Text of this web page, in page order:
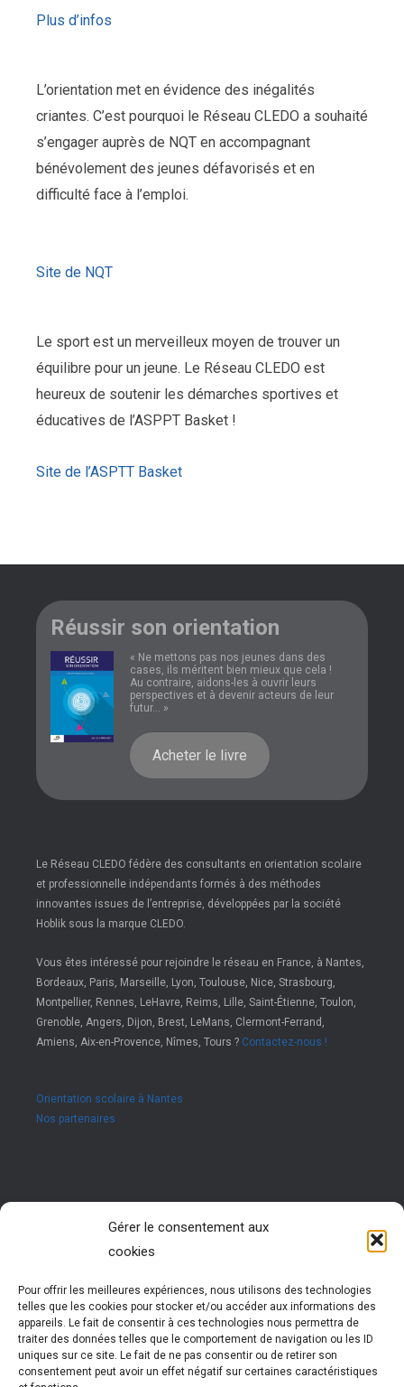
Gérer le consentement aux
cookies
Pour offrir les meilleures expériences, nous utilisons des technologies
telles que les cookies pour stocker et/ou accéder aux informations des
appareils. Le fait de consentir à ces technologies nous permettra de
traiter des données telles que le comportement de navigation ou les ID
uniques sur ce site. Le fait de ne pas consentir ou de retirer son
consentement peut avoir un effet négatif sur certaines caractéristiques
Plus d’infos
L’orientation met en évidence des inégalités
criantes. C’est pourquoi le Réseau CLEDO a souhaité
s’engager auprès de NQT en accompagnant
bénévolement des jeunes défavorisés et en
difficulté face à l’emploi.
Site de NQT
Le sport est un merveilleux moyen de trouver un
équilibre pour un jeune. Le Réseau CLEDO est
heureux de soutenir les démarches sportives et
éducatives de l’ASPPT Basket !
Site de l’ASPTT Basket
Réussir son orientation
« Ne mettons pas nos jeunes dans des
cases, ils méritent bien mieux que cela !
Au contraire, aidons-les à ouvrir leurs
perspectives et à devenir acteurs de leur
futur... »
Acheter le livre
Le Réseau CLEDO fédère des consultants en orientation scolaire
et professionnelle indépendants formés à des méthodes
innovantes issues de l’entreprise, développées par la société
Hoblik sous la marque CLEDO.
Vous êtes intéressé pour rejoindre le réseau en France, à Nantes,
Bordeaux, Paris, Marseille, Lyon, Toulouse, Nice, Strasbourg,
Montpellier, Rennes, LeHavre, Reims, Lille, Saint-Étienne, Toulon,
Grenoble, Angers, Dijon, Brest, LeMans, Clermont-Ferrand,
Amiens, Aix-en-Provence, Nîmes, Tours ? Contactez-nous !
Orientation scolaire à Nantes
Nos partenaires
Rejoignez nous !
Vous êtes passionné par les ressources humaines ?
dans leur réussite ?
Rejoignez notre réseau !
Nous vous formons pour vous permettre d’exercer cette
activité très enrichissante
Vous évoluez et participez à la vie d’un réseau
national dynamique